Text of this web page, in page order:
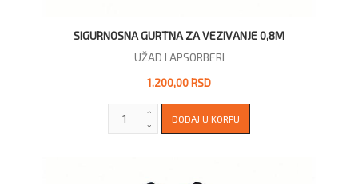
SIGURNOSNA GURTNA ZA VEZIVANJE 0,8M
UŽAD I APSORBERI
1.200,00 RSD